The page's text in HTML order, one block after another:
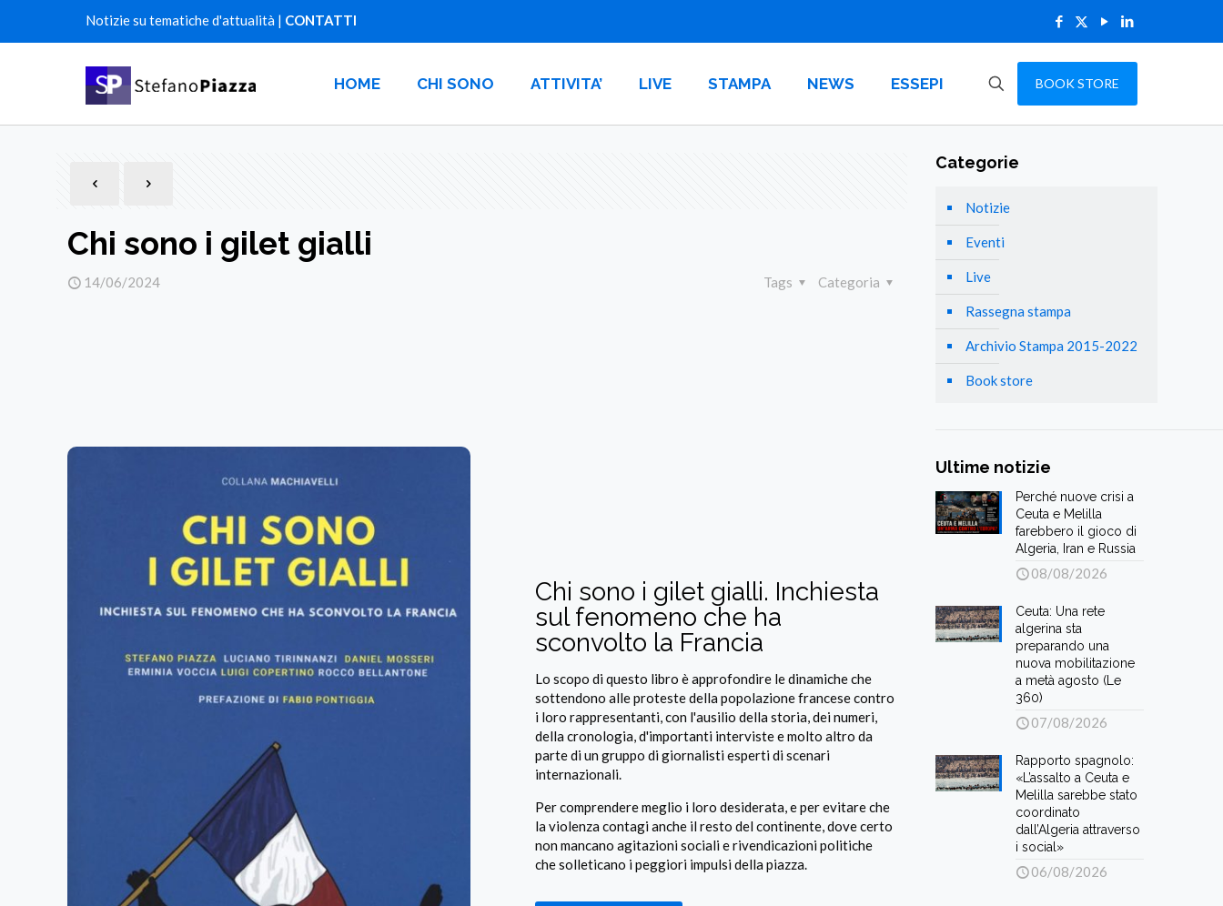
Notizie su tematiche d'attualità | CONTATTI
HOME CHI SONO ATTIVITA’ LIVE STAMPA NEWS ESSEPI BOOK STORE
Chi sono i gilet gialli
14/06/2024 Categoria
Tags
Chi sono i gilet gialli. Inchiesta
sul fenomeno che ha
sconvolto la Francia
Lo scopo di questo libro è approfondire le dinamiche che
sottendono alle proteste della popolazione francese contro
i loro rappresentanti, con l'ausilio della storia, dei numeri,
della cronologia, d'importanti interviste e molto altro da
parte di un gruppo di giornalisti esperti di scenari
internazionali.
Per comprendere meglio i loro desiderata, e per evitare che
la violenza contagi anche il resto del continente, dove certo
non mancano agitazioni sociali e rivendicazioni politiche
che solleticano i peggiori impulsi della piazza.
Categorie
Notizie
Eventi
Live
Rassegna stampa
Archivio Stampa 2015-2022
Book store
Ultime notizie
Perché nuove crisi a
Ceuta e Melilla
farebbero il gioco di
Algeria, Iran e Russia
08/08/2026
Ceuta: Una rete
algerina sta
preparando una
nuova mobilitazione
a metà agosto (Le
360)
07/08/2026
Rapporto spagnolo:
«L’assalto a Ceuta e
Melilla sarebbe stato
coordinato
dall’Algeria attraverso
i social»
06/08/2026